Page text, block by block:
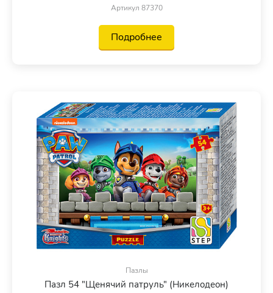
Артикул 87370
Подробнее
Пазлы
Пазл 54 "Щенячий патруль" (Никелодеон)